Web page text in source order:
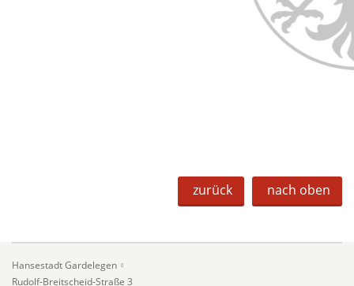
zurück nach oben
Hansestadt Gardelegen
Rudolf-Breitscheid-Straße 3